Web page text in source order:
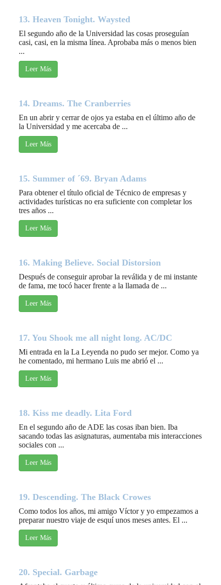
13. Heaven Tonight. Waysted
El segundo año de la Universidad las cosas proseguían
casi, casi, en la misma línea. Aprobaba más o menos bien
...
Leer Más
14. Dreams. The Cranberries
En un abrir y cerrar de ojos ya estaba en el último año de
la Universidad y me acercaba de ...
Leer Más
15. Summer of ´69. Bryan Adams
Para obtener el título oficial de Técnico de empresas y
actividades turísticas no era suficiente con completar los
tres años ...
Leer Más
16. Making Believe. Social Distorsion
Después de conseguir aprobar la reválida y de mi instante
de fama, me tocó hacer frente a la llamada de ...
Leer Más
17. You Shook me all night long. AC/DC
Mi entrada en la La Leyenda no pudo ser mejor. Como ya
he comentado, mi hermano Luis me abrió el ...
Leer Más
18. Kiss me deadly. Lita Ford
En el segundo año de ADE las cosas iban bien. Iba
sacando todas las asignaturas, aumentaba mis interacciones
sociales con ...
Leer Más
19. Descending. The Black Crowes
Como todos los años, mi amigo Víctor y yo empezamos a
preparar nuestro viaje de esquí unos meses antes. El ...
Leer Más
20. Special. Garbage